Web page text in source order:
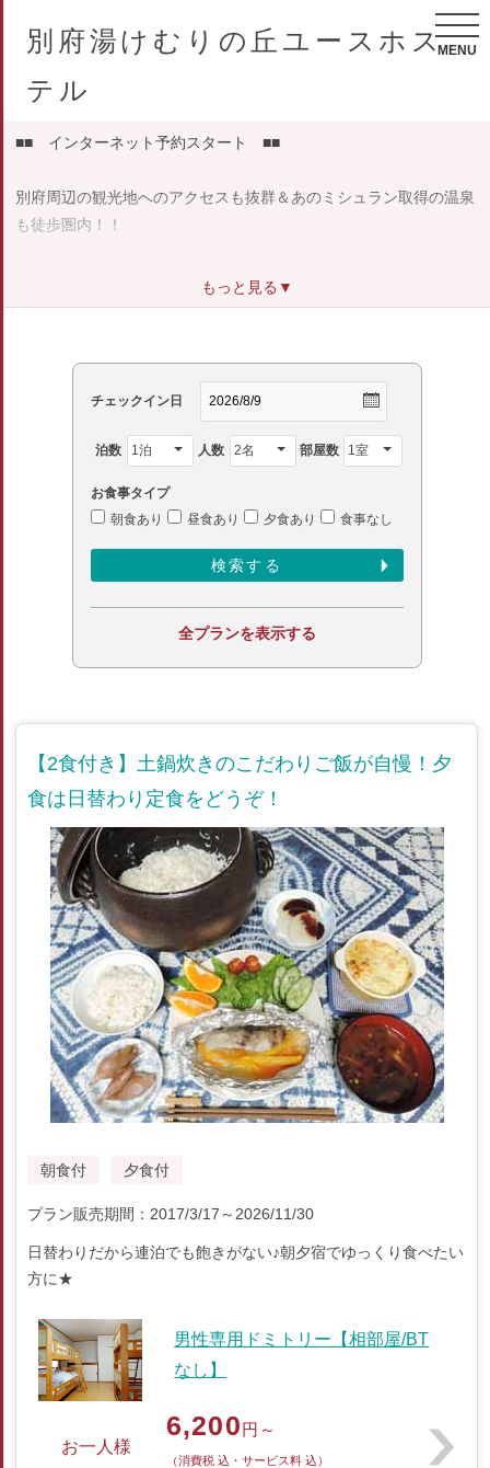
別府湯けむりの丘ユースホス
テル
MENU
■■ インターネット予約スタート ■■
別府周辺の観光地へのアクセスも抜群＆あのミシュラン取得の温泉
も徒歩圏内！！
宿で仲良くなった人と巡ってみるのもユースホステルならでは♪
もっと見る▼
チェックイン日
泊数 人数 部屋数
お食事タイプ
朝食あり
昼食あり 夕食あり 食事なし
全プランを表示する
【2食付き】土鍋炊きのこだわりご飯が自慢！夕
食は日替わり定食をどうぞ！
朝食付 夕食付
プラン販売期間：2017/3/17～2026/11/30
日替わりだから連泊でも飽きがない♪朝夕宿でゆっくり食べたい
方に★
男性専用ドミトリー【相部屋/BT
なし】
お一人様
6,200円～
（消費税 込・サービス料 込）